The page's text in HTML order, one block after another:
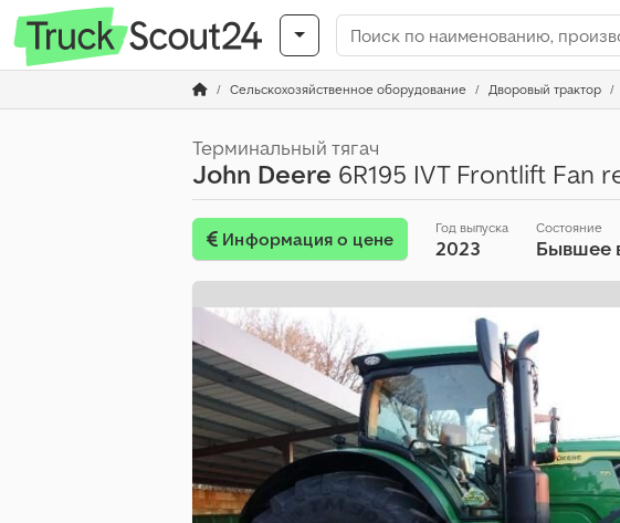
Сельскохозяйственное оборудование Дворовый трактор
Терминальный тягач
John Deere 6R195 IVT Frontlift Fan
Информация о цене
Год выпуска
2023
Состояние
Бывшее